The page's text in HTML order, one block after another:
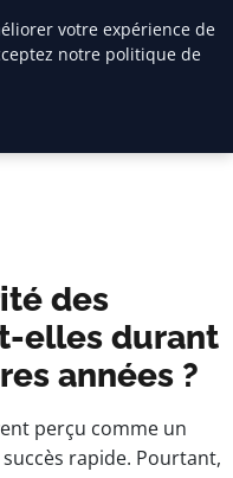
elles durant leurs
des
elles durant
années ?
perçu comme un
rapide. Pourtant,
votre expérience de
notre politique de